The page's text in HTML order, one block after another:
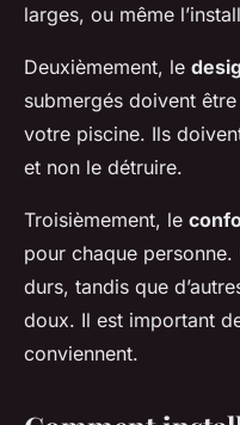
larges, ou même
Deuxièmement, le
submergés doivent
votre piscine. Ils
et non le détruire.
Troisièmement, le
pour chaque
durs, tandis que
doux. Il est important
conviennent.